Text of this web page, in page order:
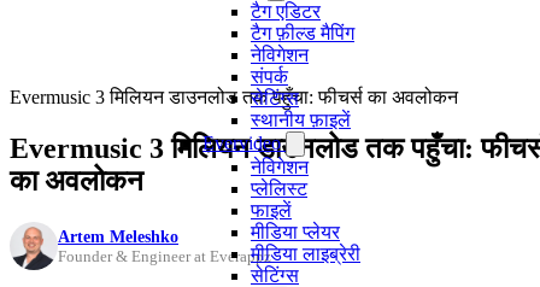
टैग एडिटर
टैग फ़ील्ड मैपिंग
नेविगेशन
संपर्क
सेटिंग्स
स्थानीय फ़ाइलें
Evervideo
नेविगेशन
प्लेलिस्ट
फाइलें
मीडिया प्लेयर
मीडिया लाइब्रेरी
सेटिंग्स
Evermusic 3 मिलियन डाउनलोड तक पहुँचा: फीचर्स का अवलोकन
Evermusic 3 मिलियन डाउनलोड तक पहुँचा:
का अवलोकन
Artem Meleshko
Founder & Engineer at Everappz